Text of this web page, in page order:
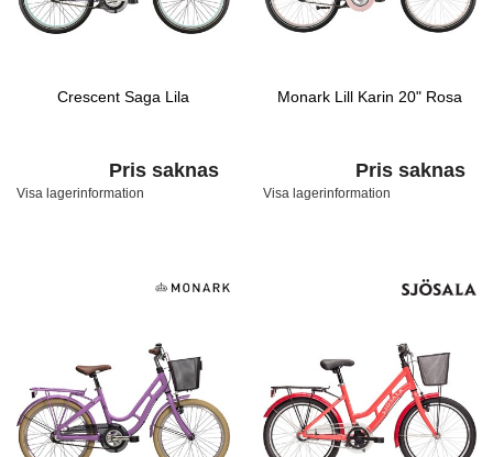
Crescent Saga Lila
Pris saknas
Visa lagerinformation
Monark Lill Karin 20" Rosa
Pris saknas
Visa lagerinformation